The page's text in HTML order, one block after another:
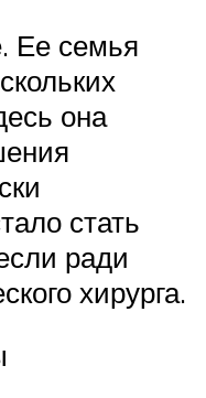
Ее семья
она
стать
ради
хирурга.